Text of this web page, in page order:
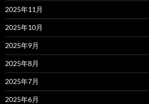
2025年11月
2025年10月
2025年9月
2025年8月
2025年7月
2025年6月